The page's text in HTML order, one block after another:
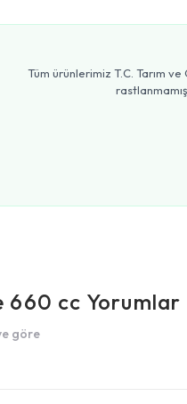
Tüm ürünlerimiz T.C. Tarım
660 cc Yorumlar
göre